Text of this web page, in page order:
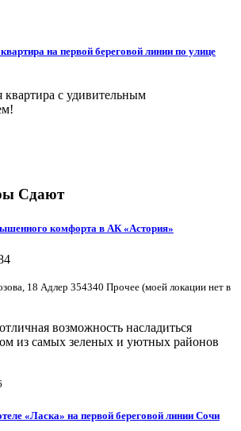
на первой береговой линии по улице
квартира с удивительным
Сдают
комфорта в АК «Астория»
18 Адлер 354340 Прочее (моей локации нет в
возможность насладиться
из самых зеленых и уютных районов
«Ласка» на первой береговой линии Сочи